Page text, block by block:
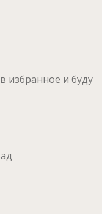
избранное и буду